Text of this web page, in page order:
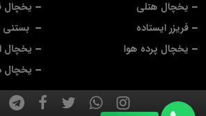
یخچال
بستنی
یخچال
یخچال
یخچال هتلی
فریزر ایستاده
یخچال پرده هوا